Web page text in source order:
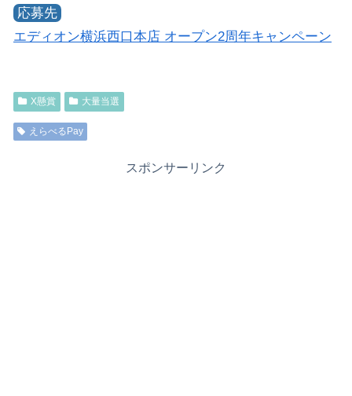
応募先
エディオン横浜西口本店 オープン2周年キャンペーン
X懸賞 大量当選
えらべるPay
スポンサーリンク